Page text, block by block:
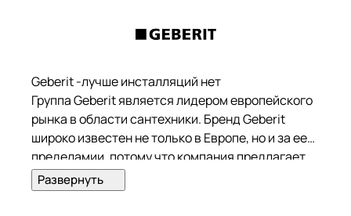
Geberit -лучше инсталляций нет
Группа Geberit является лидером европейского
рынка в области сантехники. Бренд Geberit
широко известен не только в Европе, но и за ее
пределамии, потому что компания предлагает
действительно уникальную и инновационную
продукцию в области сантехники и мебели для